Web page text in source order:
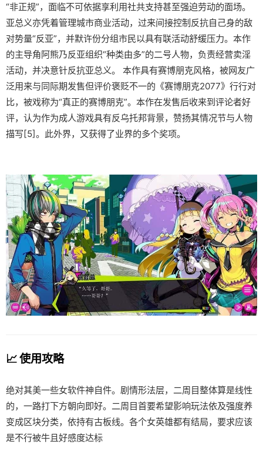
“非正规”，面临不可依据享利用社共支持甚至强迫劳动的面场。
亚总义亦凭着管理城市商业活动，过来间接控制反抗自己身的敌
对势量“反亚”，并默许份分组市民以具有联活动舒缓压力。本作
的主导角阿熊乃反亚组织“种类由多”的二号人物，负责经营卖淫
活动，并决意针反抗亚总义。 本作具有赛博朋克风格，被网友广
泛用来与同际期发售但评价褒贬不一的《赛博朋克2077》行行对
比，被戏称为“真正的赛博朋克”。本作在发售后收来到评论者好
评，认为作为成人游戏具有反乌托邦背景，赞扬其情况节与人物
描写[5]。此外界，又获得了业界的多个奖项。
📈 使用攻略
绝对其美一些女软件神自件。剧情形法层，二周目整体算是线性
的，一路打下方朝向即好。二周目首要希望影响玩法依及强度养
变成区块分类，依持有古板线。各个女英雄都有结局，要求应该
是不行被牛且好感度达标